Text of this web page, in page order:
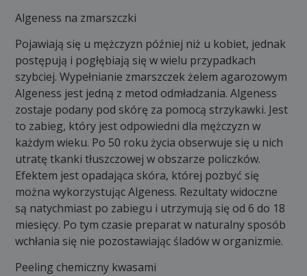
Algeness na zmarszczki
Pojawiają się u mężczyzn później niż u kobiet, jednak
postępują i pogłębiają się w wielu przypadkach
szybciej. Wypełnianie zmarszczek żelem agarozowym
Algeness jest jedną z metod odmładzania. Algeness
zostaje podany pod skórę za pomocą strzykawki. Jest
to zabieg, który jest odpowiedni dla mężczyzn w
każdym wieku. Po 50 roku życia obserwuje się u nich
utratę tkanki tłuszczowej w obszarze policzków.
Efektem jest opadająca skóra, której pozbyć się
można wykorzystując Algeness. Rezultaty widoczne
są natychmiast po zabiegu i utrzymują się od 6 do 18
miesięcy. Po tym czasie preparat w naturalny sposób
wchłania się nie pozostawiając śladów w organizmie.
Peeling chemiczny kwasami